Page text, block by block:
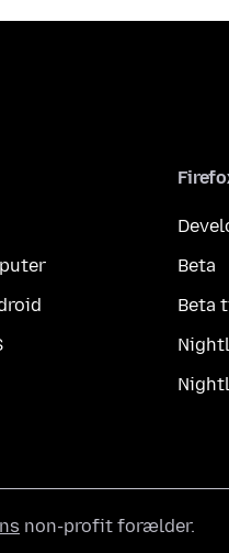
Beta
Beta
non-profit forælder.